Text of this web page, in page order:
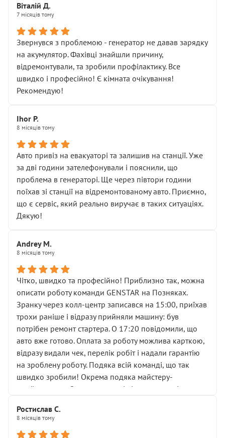
НЕ погоджував
послуга. Тим більше, я був поруч і жодної реальної
діагностики ходової не проводилось. Після
зауваження гроші за цю “послугу” повернули, що
лише підтвердило мою правоту.
Але головне — я виїжджаю з боксу, і скрип у гальмах
залишився таким самим, як і був. Тобто оплачена
Далі ситуація тільки погіршилась:
• сказали, що тепер “потрібно знімати колеса”
• що біля авто стояти вже не можна
• почали озвучувати купу додаткових робіт без
чіткого пояснення
( ну все зняли та доробили) дякую!
Окремий момент, який виглядає абсурдно:
мені заявили, що бачок гальмівної рідини потрібно
міняти разом із головним гальмівним циліндром у
Для людини, яка хоча б трохи розуміється на техніці,
це звучить як мінімум непрофесійно, а як максимум —
спроба продати дорогий вузол замість елементарних
ущільнювачів.
Що прикро — це не перший мій візит. Раніше міняв у
вас стартер, і тоді сервіс наче справив хороше
враження. Але згодом знайшов декілька гайок під
лобовим склом. Мені пояснили, що це “старі гайки, які
відкручували”, і попросили не хвилюватися. ( надіюсь
новий власник, не застяг в полі))
Але після нинішнього візиту такі дрібниці вже не
здаються дрібницями.
Я — клієнт, який працює на довірі, і саме її цей сервіс
Хотілося б більше:
• належної уваги до авто
• прозорості в роботах і рахунках
Віталій Д.
7 місяців тому
Звернувся з проблемою - генератор не давав зарядку
на акумулятор. Фахівці знайшли причину,
відремонтували, та зробили профілактику. Все
швидко і професійно! Є кімната очікування!
Рекомендую!
Ihor P.
8 місяців тому
Авто привіз на евакуаторі та залишив на станції. Уже
за дві години зателефонували і пояснили, що
проблема в генераторі. Ще через півтори години
поїхав зі станції на відремонтованому авто. Приємно,
що є сервіс, який реально виручає в таких ситуаціях.
Дякую!
Andrey M.
8 місяців тому
Чітко, швидко та професійно! Приблизно так, можна
описати роботу команди GENSTAR на Позняках.
Зранку через колл-центр записався на 15:00, приїхав
трохи раніше і відразу прийняли машину: був
потрібен ремонт стартера. О 17:20 повідомили, що
авто вже готово. Оплата за роботу можлива карткою,
відразу видали чек, перелік робіт і надали гарантію
на зроблену роботу. Подяка всій команді, що так
швидко зробили! Окрема подяка майстеру-
приймальнику Олександру: всі чітко та по суті.
звертатися до цього автосервісу.
Ростислав С.
8 місяців тому